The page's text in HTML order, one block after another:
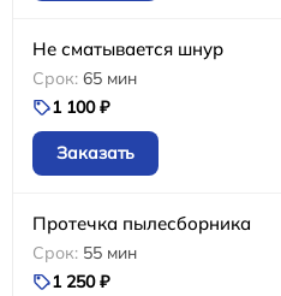
Не сматывается шнур
65 мин
1 100 ₽
Заказать
Протечка пылесборника
55 мин
1 250 ₽